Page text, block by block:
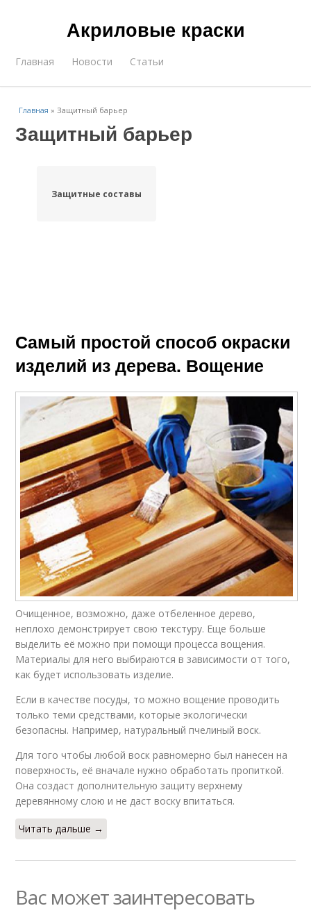
Акриловые краски
Главная Новости Статьи
Главная »Защитный барьер
Защитный барьер
Защитные составы
Самый простой способ окраски
изделий из дерева. Вощение
Очищенное, возможно, даже отбеленное дерево,
неплохо демонстрирует свою текстуру. Еще больше
выделить её можно при помощи процесса вощения.
Материалы для него выбираются в зависимости от того,
как будет использовать изделие.
Если в качестве посуды, то можно вощение проводить
только теми средствами, которые экологически
безопасны. Например, натуральный пчелиный воск.
Для того чтобы любой воск равномерно был нанесен на
поверхность, её вначале нужно обработать пропиткой.
Она создаст дополнительную защиту верхнему
деревянному слою и не даст воску впитаться.
Читать дальше →
Вас может заинтересовать